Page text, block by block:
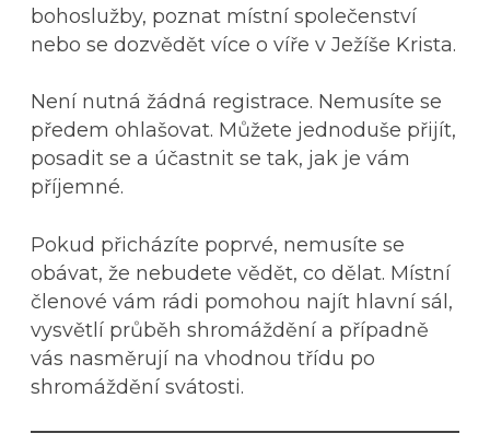
bohoslužby, poznat místní společenství
nebo se dozvědět více o víře v Ježíše Krista.
Není nutná žádná registrace. Nemusíte se
předem ohlašovat. Můžete jednoduše přijít,
posadit se a účastnit se tak, jak je vám
příjemné.
Pokud přicházíte poprvé, nemusíte se
obávat, že nebudete vědět, co dělat. Místní
členové vám rádi pomohou najít hlavní sál,
vysvětlí průběh shromáždění a případně
vás nasměrují na vhodnou třídu po
shromáždění svátosti.